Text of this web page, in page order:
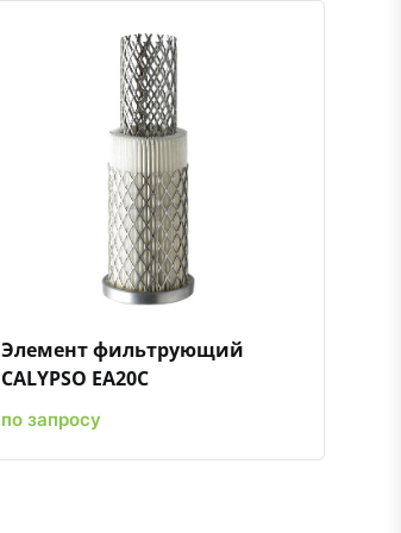
Быстрый просмотрДобавить к сравнению
Элемент фильтрующий
CALYPSO EA20C
по запросу